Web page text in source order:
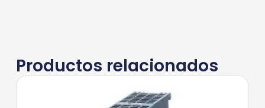
Productos relacionados